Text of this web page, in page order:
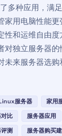
多种应用，满
家用电脑性能
和运维自由度
对独立服务器
未来服务器选
服务器
家用
比 服务器应用
测 服务器购买